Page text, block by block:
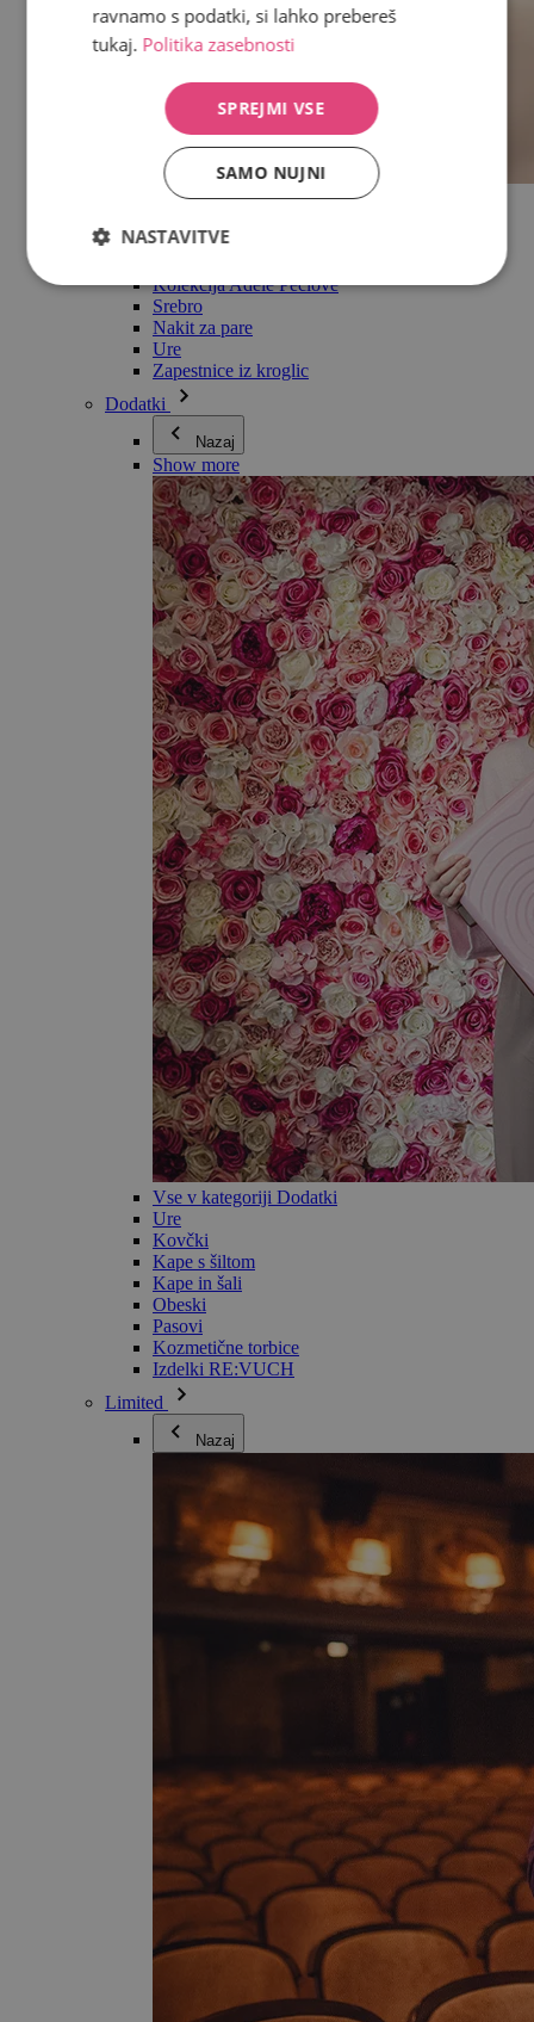
Vse v kategoriji Nakit
Zapestnice
Kolekcija Adéle Pečlové
Srebro
Nakit za pare
Ure
Zapestnice iz kroglic
Dodatki
Nazaj
Show more
Vse v kategoriji Dodatki
Ure
Kovčki
Kape s šiltom
Kape in šali
Obeski
Pasovi
Kozmetične torbice
Izdelki RE:VUCH
Limited
Nazaj
ravnamo s podatki, si lahko prebereš
tukaj. Politika zasebnosti
SPREJMI VSE
SAMO NUJNI
NASTAVITVE